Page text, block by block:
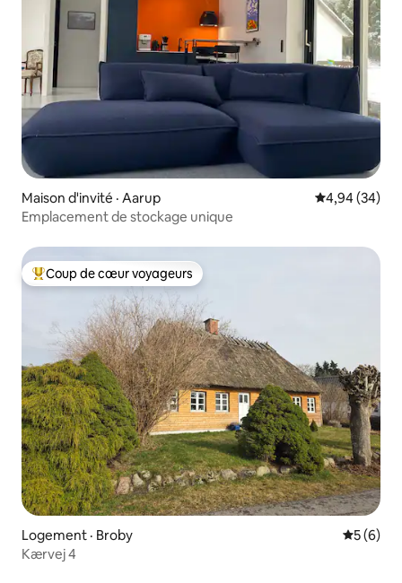
Maison d'invité · Aarup Note
4,94 (34)
Emplacement de stockage unique
Coup de cœur voyageurs parmi les plus aimés
Coup de cœur voyageurs
Logement · Broby Note
5 (6)
Kærvej 4